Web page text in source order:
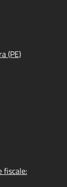
(PE)
fiscale: